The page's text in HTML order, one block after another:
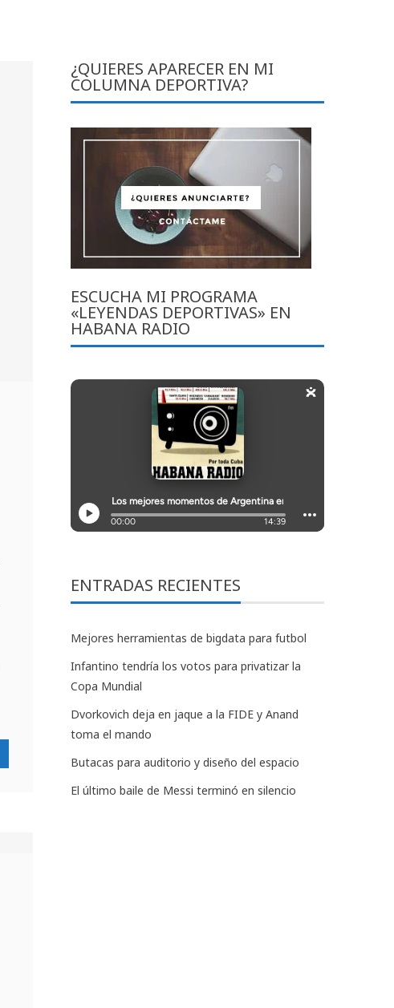
¿QUIERES APARECER EN MI
COLUMNA DEPORTIVA?
ESCUCHA MI PROGRAMA
«LEYENDAS DEPORTIVAS» EN
HABANA RADIO
ENTRADAS RECIENTES
Mejores herramientas de bigdata para futbol
Infantino tendría los votos para privatizar la
Copa Mundial
Dvorkovich deja en jaque a la FIDE y Anand
toma el mando
Butacas para auditorio y diseño del espacio
El último baile de Messi terminó en silencio